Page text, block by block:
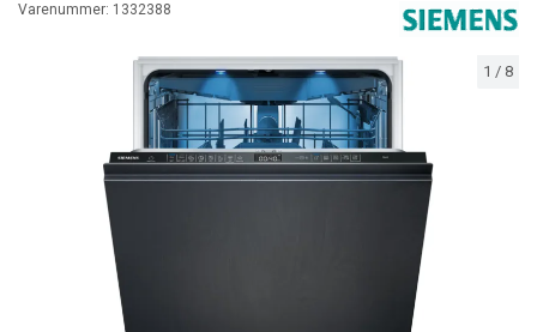
1 / 8
Varenummer: 1332388